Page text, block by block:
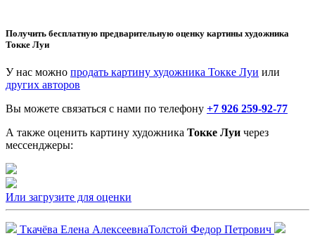
Получить бесплатную предварительную оценку картины художника
Токке Луи
У нас можно продать картину художника Токке Луи или
других авторов
Вы можете связаться с нами по телефону +7 926 259-92-77
А также оценить картину художника Токке Луи через
мессенджеры:
Или загрузите для оценки
Ткачёва Елена АлексеевнаТолстой Федор Петрович